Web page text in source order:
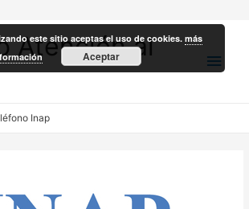
Atención al
Inap
este sitio aceptas el uso de cookies.más
Aceptar